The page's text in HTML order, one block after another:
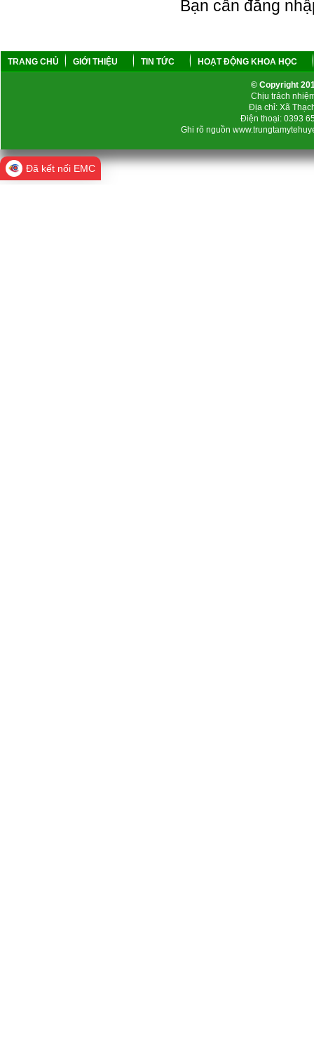
Bạn cần đăng
TRANG CHỦ GIỚI THIỆU TIN TỨC HOẠT ĐỘNG KHOA HỌC
© Copyright
Chịu trách
Địa chỉ: Xã
Điện thoại: 0393
Ghi rõ nguồn
Đã kết nối EMC